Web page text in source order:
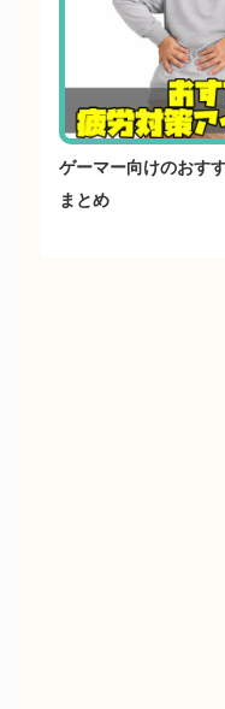
ゲーマー向けのおす
まとめ